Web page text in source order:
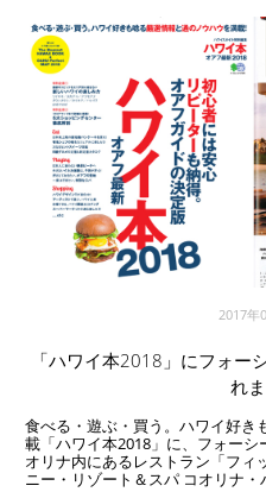
2017年
「ハワイ本2018」にフォー
れ
食べる・遊ぶ・買う。ハワイ好き
載「ハワイ本2018」に、フォーシ
オリナ内にあるレストラン「フィ
ニー・リゾート＆スパ コオリナ